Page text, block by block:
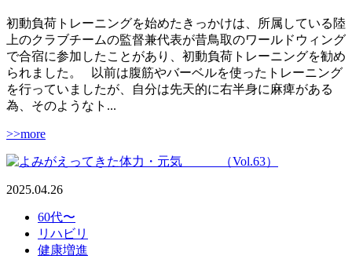
初動負荷トレーニングを始めたきっかけは、所属している陸
上のクラブチームの監督兼代表が昔鳥取のワールドウィング
で合宿に参加したことがあり、初動負荷トレーニングを勧め
られました。 以前は腹筋やバーベルを使ったトレーニング
を行っていましたが、自分は先天的に右半身に麻痺がある
為、そのようなト...
>>more
2025.04.26
60代〜
リハビリ
健康増進